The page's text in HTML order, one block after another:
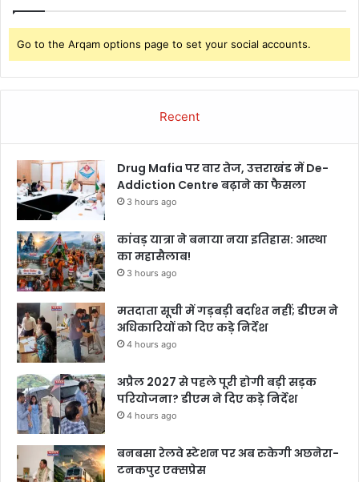
Go to the Arqam options page to set your social accounts.
Recent
Drug Mafia पर वार तेज, उत्तराखंड में De-
Addiction Centre बढ़ाने का फैसला
3 hours ago
कांवड़ यात्रा ने बनाया नया इतिहास: आस्था
का महासैलाब!
3 hours ago
मतदाता सूची में गड़बड़ी बर्दाश्त नहीं; डीएम ने
अधिकारियों को दिए कड़े निर्देश
4 hours ago
अप्रैल 2027 से पहले पूरी होगी बड़ी सड़क
परियोजना? डीएम ने दिए कड़े निर्देश
4 hours ago
बनबसा रेलवे स्टेशन पर अब रुकेगी अछनेरा-
टनकपुर एक्सप्रेस